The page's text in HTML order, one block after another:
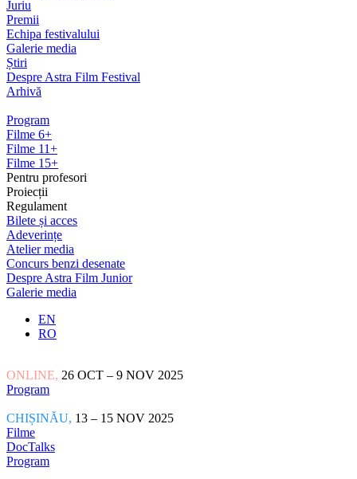
Juriu
Premii
Echipa festivalului
Galerie media
Știri
Despre Astra Film Festival
Arhivă
Program
Filme 6+
Filme 11+
Filme 15+
Pentru profesori
Proiecții
Regulament
Bilete și acces
Adeverințe
Atelier media
Concurs benzi desenate
Despre Astra Film Junior
Galerie media
EN
RO
ONLINE, 26 OCT – 9 NOV 2025
Program
CHIȘINĂU, 13 – 15 NOV 2025
Filme
DocTalks
Program